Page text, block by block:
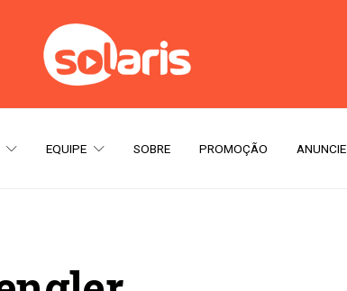
EQUIPE SOBRE PROMOÇÃO ANUNCIE